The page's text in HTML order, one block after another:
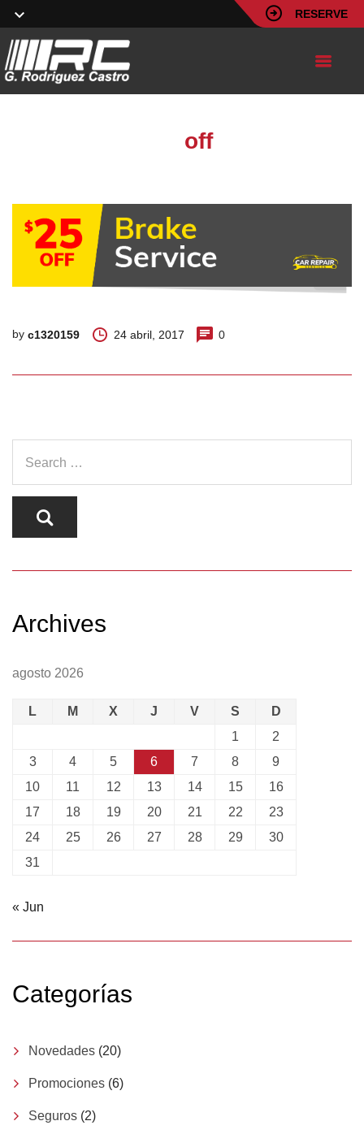
RESERVE
off
by c1320159 24 abril, 2017 0
Archives
agosto 2026
L M X J V S
D
1
2
3
4 5 6 7 8
9
10
11 12 13 14 15
16
17
18 19 20 21 22
23
24
25 26 27 28 29
30
31
« Jun
Categorías
Novedades (20)
Promociones (6)
Seguros (2)